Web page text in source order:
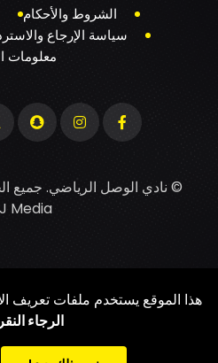
الشروط والأحكام
سياسة الإرجاع
معلومات
© نادي الوصل الرياضي. جميع
Media
هذا الموقع يستخدم ملفات تعريف
الرجاء